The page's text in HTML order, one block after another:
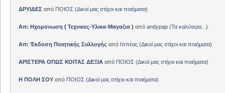
ΔΡΥΙΔΕΣ από ΠΟΙΟΣ (Δικοί μας στίχοι και ποιήματα)
Απ: Ηχομονωση ( Τεχνικες-Υλικα-Μαγαζια ) από andypap(Τα καλύτερα... )
Απ: Έκδοση Ποιητικής Συλλογής από Ιππέας(Δικοί μας στίχοι και ποιήματα)
ΑΡΙΣΤΕΡΑ ΟΠΩΣ ΚΟΙΤΑΣ ΔΕΞΙΑαπό ΠΟΙΟΣ (Δικοί μας στίχοι και ποιήματα)
Η ΠΟΛΗ ΣΟΥαπό ΠΟΙΟΣ (Δικοί μας στίχοι και ποιήματα)